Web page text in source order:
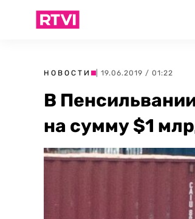
НОВОСТИ | 19.06.2019 / 01:22
В
на сумму $1